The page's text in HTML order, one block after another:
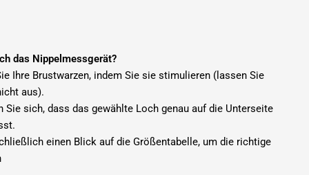
das Nippelmessgerät?
Ihre Brustwarzen, indem Sie sie stimulieren (lassen Sie
aus).
Sie sich, dass das gewählte Loch genau auf die Unterseite
einen Blick auf die Größentabelle, um die richtige